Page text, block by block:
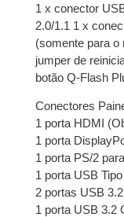
1 x conector
2.0/1.1 1 x
(somente para
jumper de
botão Q-Flash
Conectores
1 porta HDMI
1 porta
1 porta PS/2
1 porta USB
2 portas USB
1 porta USB 3.2